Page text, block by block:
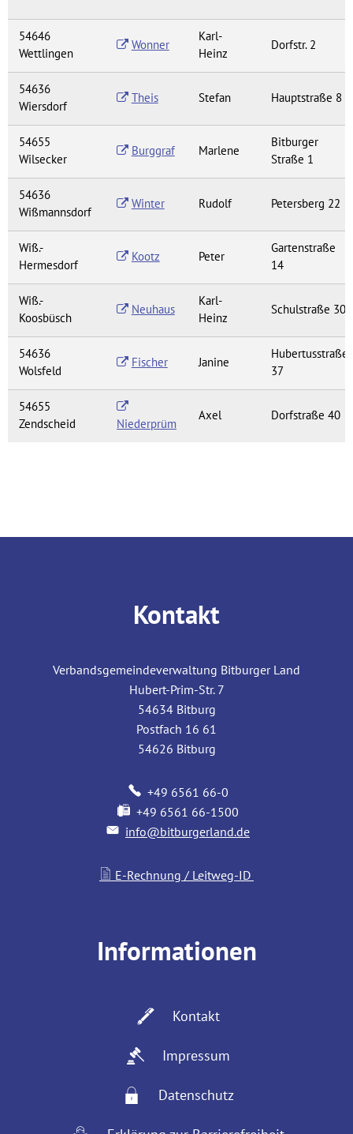
54646
Wettlingen
Wonner
Karl-
Heinz
Dorfstr. 2
54636
Wiersdorf
Theis Stefan Hauptstraße 8
54655
Wilsecker
Burggraf Marlene
Bitburger
Straße 1
54636
Wißmannsdorf
Winter Rudolf Petersberg 22
Wiß.-
Hermesdorf
Kootz Peter
Gartenstraße
14
Wiß.-
Koosbüsch
Neuhaus
Karl-
Heinz
Schulstraße 30
54636
Wolsfeld
Fischer Janine
Hubertusstraße
37
54655
Zendscheid
Niederprüm
Axel Dorfstraße 40
Kontakt
Verbandsgemeindeverwaltung Bitburger Land
Hubert-Prim-Str. 7
54634 Bitburg
Postfach 16 61
54626 Bitburg
+49 6561 66-0
+49 6561 66-1500
info@bitburgerland.de
E-Rechnung / Leitweg-ID
Informationen
Kontakt
Impressum
Datenschutz